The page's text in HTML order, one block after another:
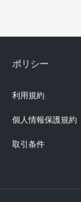
ポリシー
利用規約
個人情報保護規約
取引条件